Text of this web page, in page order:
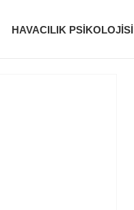
HAVACILIK PSIKOLOJISI